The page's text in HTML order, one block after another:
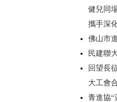
健兒同
攜手深
佛山市
民建聯
回望長
大工會
青進協“